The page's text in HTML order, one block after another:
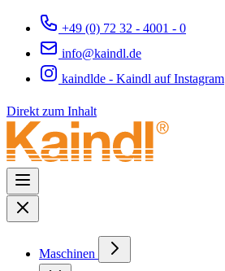
+49 (0) 72 32 - 4001 - 0
info@kaindl.de
kaindlde - Kaindl auf Instagram
Direkt zum Inhalt
Maschinen